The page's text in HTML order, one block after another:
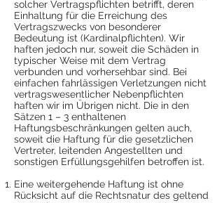
solcher Vertragspflichten betrifft, deren
Einhaltung für die Erreichung des
Vertragszwecks von besonderer
Bedeutung ist (Kardinalpflichten). Wir
haften jedoch nur, soweit die Schäden in
typischer Weise mit dem Vertrag
verbunden und vorhersehbar sind. Bei
einfachen fahrlässigen Verletzungen nicht
vertragswesentlicher Nebenpflichten
haften wir im Übrigen nicht. Die in den
Sätzen 1 – 3 enthaltenen
Haftungsbeschränkungen gelten auch,
soweit die Haftung für die gesetzlichen
Vertreter, leitenden Angestellten und
sonstigen Erfüllungsgehilfen betroffen ist.
Eine weitergehende Haftung ist ohne
Rücksicht auf die Rechtsnatur des geltend